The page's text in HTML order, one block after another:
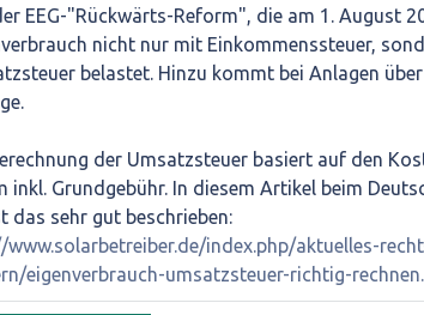
EEG-"Rückwärts-Reform", die am 1. August
nicht nur mit Einkommenssteuer,
belastet. Hinzu kommt bei Anlagen
der Umsatzsteuer basiert auf den
inkl. Grundgebühr. In diesem Artikel beim
das sehr gut beschrieben:
www.solarbetreiber.de/index.php/aktuelles-
eigenverbrauch-umsatzsteuer-richtig-